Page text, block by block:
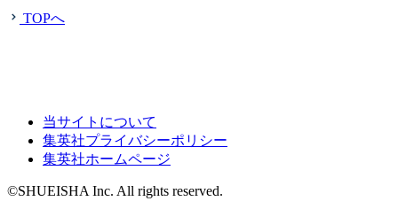
TOPへ
当サイトについて
集英社プライバシーポリシー
集英社ホームページ
©SHUEISHA Inc. All rights reserved.